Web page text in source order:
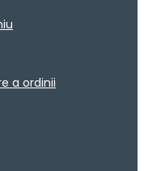
a ordinii